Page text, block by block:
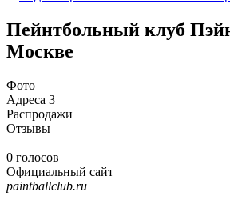
Пейнтбольный клуб
Москве
Фото
Адреса 3
Распродажи
Отзывы
0 голосов
Официальный сайт
paintballclub.ru